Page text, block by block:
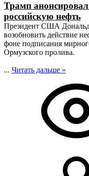
Трамп
российскую нефть
Президент США Дональд
возобновить действие
фоне подписания
Ормузского пролива.
... Читать дальше »